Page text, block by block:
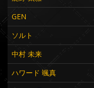
GEN
ソルト
中村 未来
ハワード 颯真